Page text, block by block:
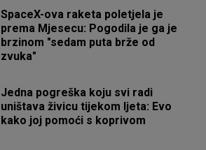
SpaceX-ova raketa poletjela je
prema Mjesecu: Pogodila je ga je
brzinom "sedam puta brže od
zvuka"
Jedna pogreška koju svi radi
uništava živicu tijekom ljeta: Evo
kako joj pomoći s koprivom